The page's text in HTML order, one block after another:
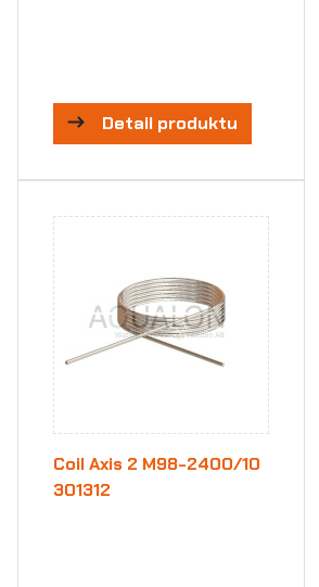
Detail produktu
Coil Axis 2 M98-2400/10
301312